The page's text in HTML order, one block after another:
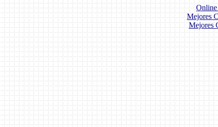
Mejores
Mejores